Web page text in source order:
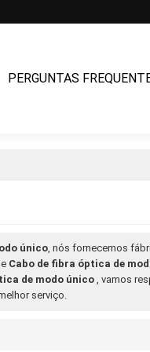
PERGUNTAS
único, nós fornecemos
Cabo de fibra óptica de
de modo único , vamos
serviço.